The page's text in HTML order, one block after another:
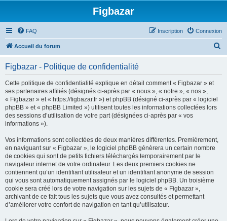
Figbazar
FAQ Connexion
Inscription
Accueil du forum
Figbazar - Politique de confidentialité
Cette politique de confidentialité explique en détail comment « Figbazar » et
ses partenaires affiliés (désignés ci-après par « nous », « notre », « nos »,
« Figbazar » et « https://figbazar.fr ») et phpBB (désigné ci-après par « logiciel
phpBB » et « phpBB Limited ») utilisent toutes les informations collectées lors
des sessions d’utilisation de votre part (désignées ci-après par « vos
informations »).
Vos informations sont collectées de deux manières différentes. Premièrement,
en naviguant sur « Figbazar », le logiciel phpBB génèrera un certain nombre
de cookies qui sont de petits fichiers téléchargés temporairement par le
navigateur internet de votre ordinateur. Les deux premiers cookies ne
contiennent qu’un identifiant utilisateur et un identifiant anonyme de session
qui vous sont automatiquement assignés par le logiciel phpBB. Un troisième
cookie sera créé lors de votre navigation sur les sujets de « Figbazar »,
archivant de ce fait tous les sujets que vous avez consultés et permettant
d’améliorer votre confort de navigation en tant qu’utilisateur.